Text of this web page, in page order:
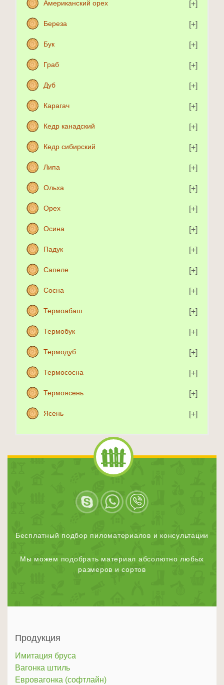
Американский орех
Береза
Бук
Граб
Дуб
Карагач
Кедр канадский
Кедр сибирский
Липа
Ольха
Орех
Осина
Падук
Сапеле
Сосна
Термоабаш
Термобук
Термодуб
Термососна
Термоясень
Ясень
Бесплатный подбор пиломатериалов и консультации
Мы можем подобрать материал абсолютно любых
размеров и сортов
Продукция
Имитация бруса
Вагонка штиль
Евровагонка (софтлайн)